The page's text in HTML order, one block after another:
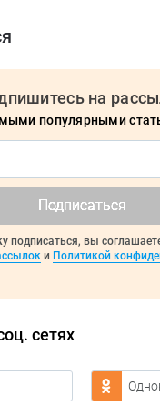
на
популярными
Подписаться
подписаться, вы
и Политикой
сетях